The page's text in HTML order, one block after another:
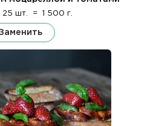
25 шт. = 1 500 г.